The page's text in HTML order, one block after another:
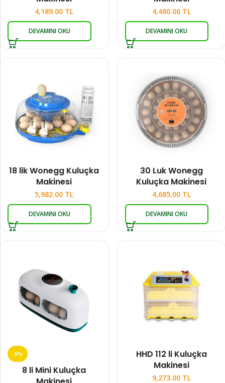
4,189.00 TL
DEVAMINI OKU
4,480.00 TL
DEVAMINI OKU
18 lik Wonegg Kuluçka
Makinesi
5,982.00 TL
DEVAMINI OKU
30 Luk Wonegg
Kuluçka Makinesi
4,685.00 TL
DEVAMINI OKU
-8%
8 li Mini Kuluçka
HHD 112 li Kuluçka
Makinesi
9,273.00 TL